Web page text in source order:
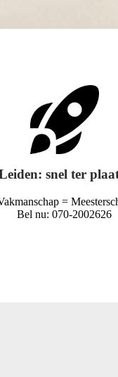
snel ter
=
Bel nu: 070-2002626